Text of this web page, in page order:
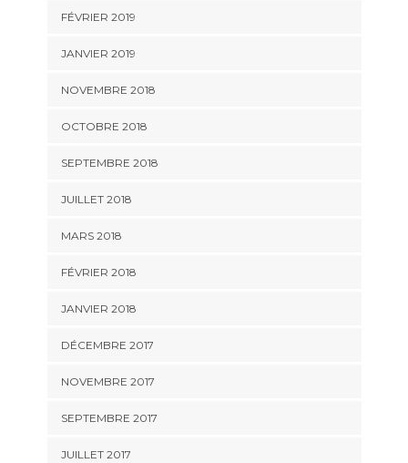
FÉVRIER 2019
JANVIER 2019
NOVEMBRE 2018
OCTOBRE 2018
SEPTEMBRE 2018
JUILLET 2018
MARS 2018
FÉVRIER 2018
JANVIER 2018
DÉCEMBRE 2017
NOVEMBRE 2017
SEPTEMBRE 2017
JUILLET 2017